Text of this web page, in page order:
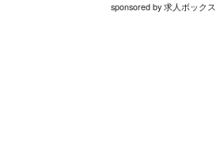
sponsored by 求人ボックス